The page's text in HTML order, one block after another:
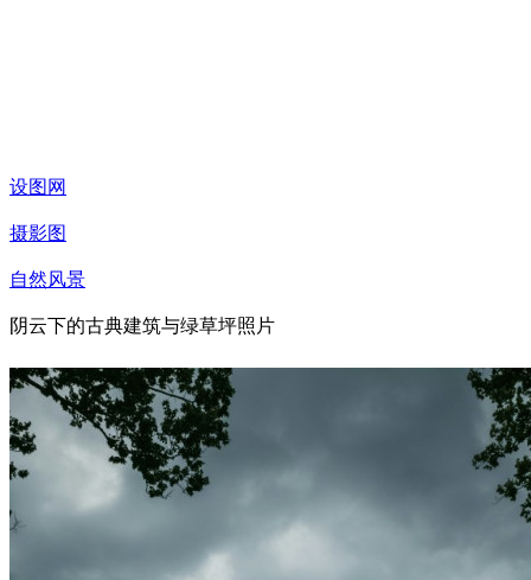
设图网
摄影图
自然风景
阴云下的古典建筑与绿草坪照片